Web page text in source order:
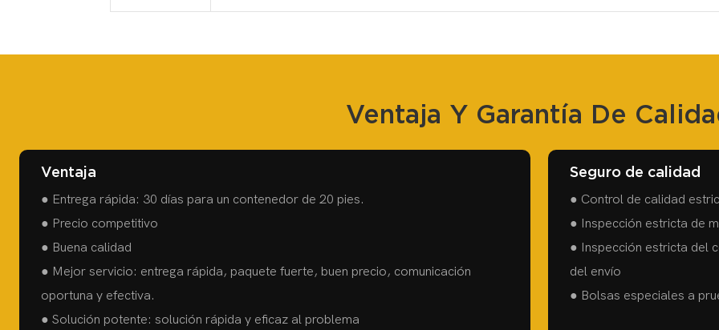
Ventaja Y Garantía De
Ventaja
● Entrega rápida: 30 días para un contenedor de 20 pies.
● Precio competitivo
● Buena calidad
● Mejor servicio: entrega rápida, paquete fuerte, buen precio, comunicación
oportuna y efectiva.
● Solución potente: solución rápida y eficaz al problema
Seguro de calidad
● Control de calidad
● Inspección estricta de
● Inspección estricta del
del envío
● Bolsas especiales a